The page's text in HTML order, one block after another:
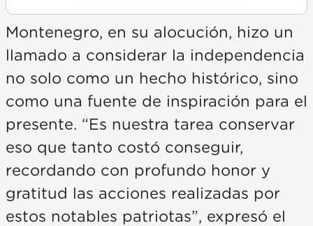
Montenegro, en su alocución, hizo un
llamado a considerar la independencia
no solo como un hecho histórico, sino
como una fuente de inspiración para el
presente. “Es nuestra tarea conservar
eso que tanto costó conseguir,
recordando con profundo honor y
gratitud las acciones realizadas por
estos notables patriotas”, expresó el